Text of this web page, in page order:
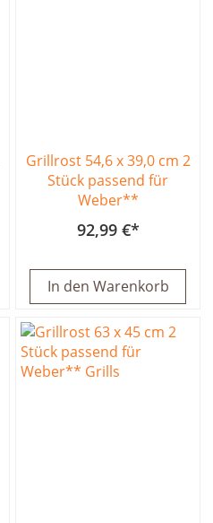
Grillrost 54,6 x 39,0 cm 2
Stück passend für
Weber**
92,99 €
In den Warenkorb